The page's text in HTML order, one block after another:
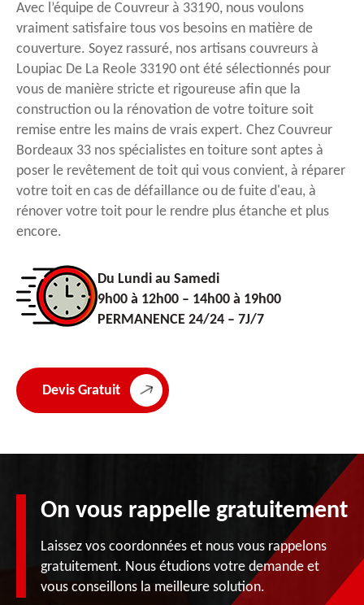
Avec l’équipe de Couvreur à 33190, nous voulons
vraiment satisfaire tous vos besoins en matière de
couverture. Soyez rassuré, nos artisans couvreurs à
Loupiac De La Reole 33190 ont été sélectionnés pour
vous de manière stricte et rigoureuse afin que la
construction ou la rénovation de votre toiture soit
remise entre les mains de vrais expert. Chez Couvreur
Bordeaux 33 nos spécialistes en toiture sont aptes à
poser le revêtement de toit qui vous convient, à réparer
votre toit en cas de défaillance ou de fuite d'eau, à
rénover votre toit pour le rendre plus étanche et plus
encore.
Du Lundi au Samedi
9h00 à 12h00 – 14h00 à 19h00
PERMANENCE 24/24 – 7J/7
Devis Gratuit
On vous rappelle gratuitement
Laissez vos coordonnées et nous vous rappelons
gratuitement. Nous étudions votre demande et
vous conseillons la meilleure solution.